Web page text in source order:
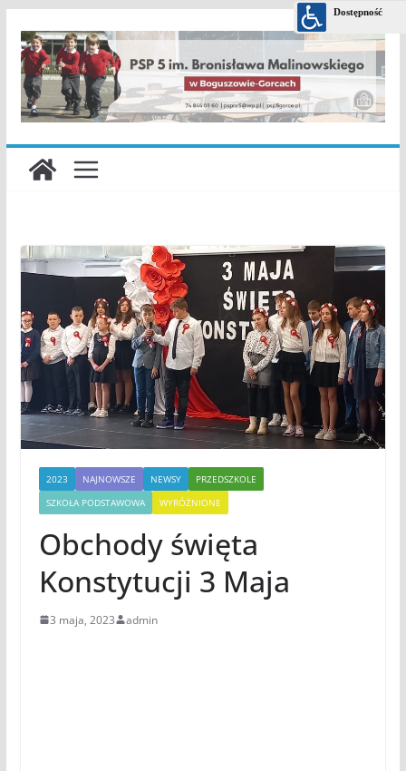
treści
2023 NAJNOWSZE NEWSY
PRZEDSZKOLE
SZKOŁA PODSTAWOWA
WYRÓŻNIONE
Obchody święta
Konstytucji 3 Maja
3 maja, 2023 admin